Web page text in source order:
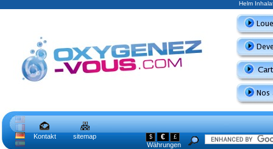
Helm
Kontakt sitemap $ € £
Währungen